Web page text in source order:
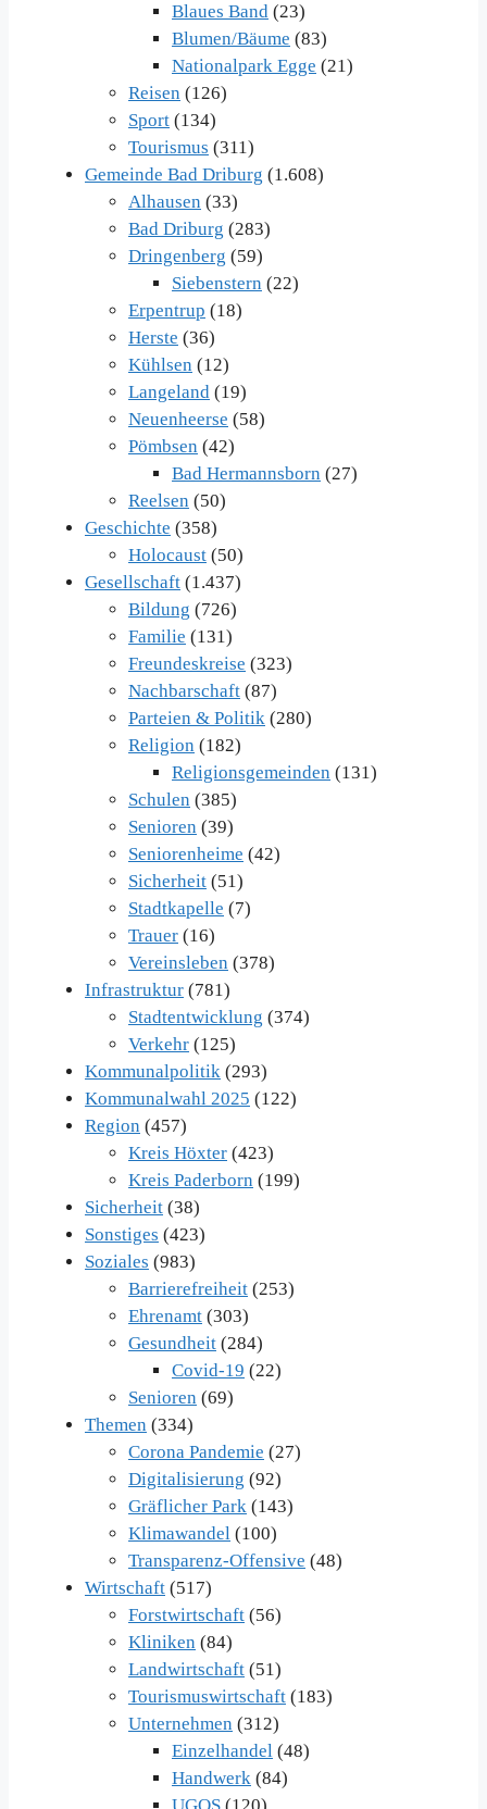
Blaues Band (23)
Blumen/Bäume (83)
Nationalpark Egge (21)
Reisen (126)
Sport (134)
Tourismus (311)
Gemeinde Bad Driburg (1.608)
Alhausen (33)
Bad Driburg (283)
Dringenberg (59)
Siebenstern (22)
Erpentrup (18)
Herste (36)
Kühlsen (12)
Langeland (19)
Neuenheerse (58)
Pömbsen (42)
Bad Hermannsborn (27)
Reelsen (50)
Geschichte (358)
Holocaust (50)
Gesellschaft (1.437)
Bildung (726)
Familie (131)
Freundeskreise (323)
Nachbarschaft (87)
Parteien & Politik (280)
Religion (182)
Religionsgemeinden (131)
Schulen (385)
Senioren (39)
Seniorenheime (42)
Sicherheit (51)
Stadtkapelle (7)
Trauer (16)
Vereinsleben (378)
Infrastruktur (781)
Stadtentwicklung (374)
Verkehr (125)
Kommunalpolitik (293)
Kommunalwahl 2025 (122)
Region (457)
Kreis Höxter (423)
Kreis Paderborn (199)
Sicherheit (38)
Sonstiges (423)
Soziales (983)
Barrierefreiheit (253)
Ehrenamt (303)
Gesundheit (284)
Covid-19 (22)
Senioren (69)
Themen (334)
Corona Pandemie (27)
Digitalisierung (92)
Gräflicher Park (143)
Klimawandel (100)
Transparenz-Offensive (48)
Wirtschaft (517)
Forstwirtschaft (56)
Kliniken (84)
Landwirtschaft (51)
Tourismuswirtschaft (183)
Unternehmen (312)
Einzelhandel (48)
Handwerk (84)